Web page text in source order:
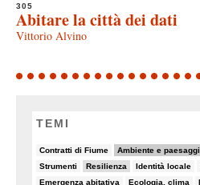
305
Abitare la città dei dati
Vittorio Alvino
TEMI
Contratti di Fiume
5/82 Ambiente e
32/82
11/82
Strumenti
6/82 Resilienza
14/82 Identità locale
7/82
8/82
Emergenza abitativa
7/82 Ecologia, clima
6/82
8/82